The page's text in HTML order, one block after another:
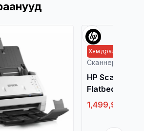
Хямдрал дуусахад
Сканнер
HP ScanJet
Flatbed
Сканнер /
1,499,900 ₮